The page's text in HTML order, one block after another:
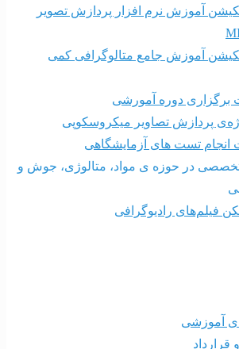
آموزش نرم افزار پردازش تصویر
آموزش جامع متالوگرافی کمی
برگزاری دوره آمورشی
پردازش تصاویر میکروسکوپی
انجام تست های آزمایشگاهی
در حوزه ی مواد، متالوژی، جوش و
فیلم‌های رادیوگرافی
آموزشی
قرارداد